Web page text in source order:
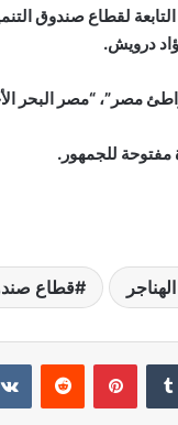
درويش.
مصر”، “مصر البحر
مفتوحة للجمهور.
قطاع
بينتيريست
سيف الدين ….
القرن 21